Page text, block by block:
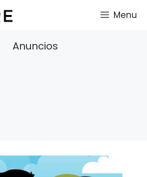
Menu
Anuncios